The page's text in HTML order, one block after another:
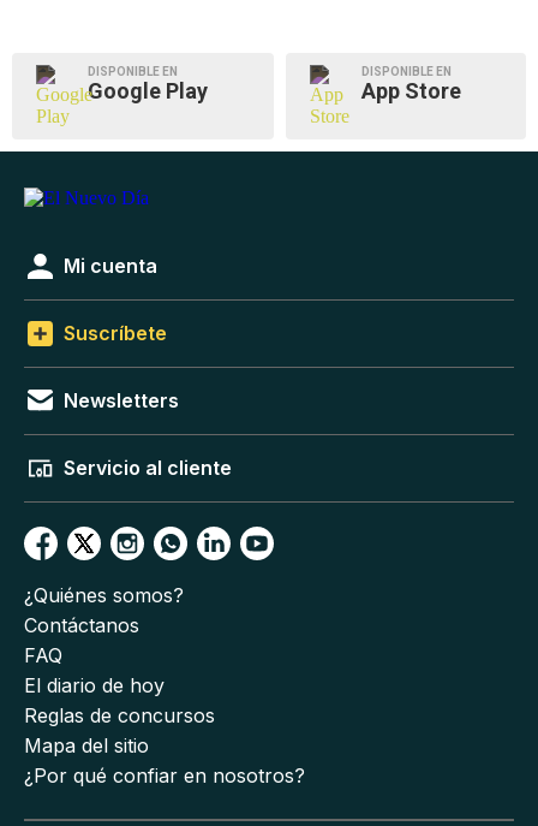
DISPONIBLE EN
Google Play
DISPONIBLE EN
App Store
Mi cuenta
Suscríbete
Newsletters
Servicio al cliente
¿Quiénes somos?
Contáctanos
FAQ
El diario de hoy
Reglas de concursos
Mapa del sitio
¿Por qué confiar en nosotros?